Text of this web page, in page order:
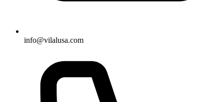
info@vilalusa.com